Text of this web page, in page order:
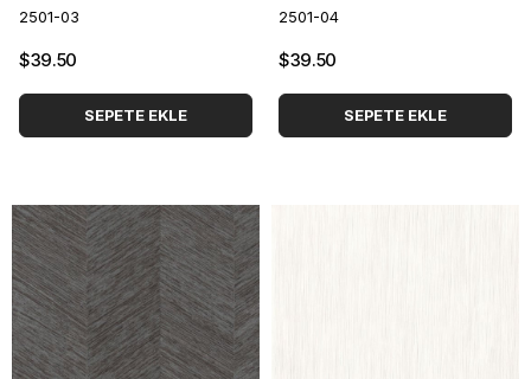
2501-03
$39.50
SEPETE EKLE
2501-04
$39.50
SEPETE EKLE